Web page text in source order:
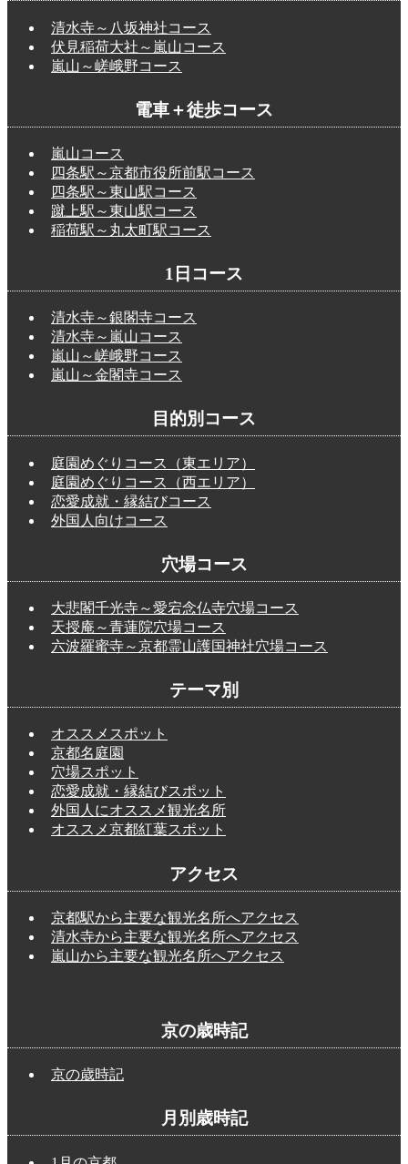
清水寺～八坂神社コース
伏見稲荷大社～嵐山コース
嵐山～嵯峨野コース
電車＋徒歩コース
嵐山コース
四条駅～京都市役所前駅コース
四条駅～東山駅コース
蹴上駅～東山駅コース
稲荷駅～丸太町駅コース
1日コース
清水寺～銀閣寺コース
清水寺～嵐山コース
嵐山～嵯峨野コース
嵐山～金閣寺コース
目的別コース
庭園めぐりコース（東エリア）
庭園めぐりコース（西エリア）
恋愛成就・縁結びコース
外国人向けコース
穴場コース
大悲閣千光寺～愛宕念仏寺穴場コース
天授庵～青蓮院穴場コース
六波羅蜜寺～京都霊山護国神社穴場コース
テーマ別
オススメスポット
京都名庭園
穴場スポット
恋愛成就・縁結びスポット
外国人にオススメ観光名所
オススメ京都紅葉スポット
アクセス
京都駅から主要な観光名所へアクセス
清水寺から主要な観光名所へアクセス
嵐山から主要な観光名所へアクセス
京の歳時記
京の歳時記
月別歳時記